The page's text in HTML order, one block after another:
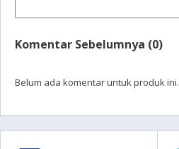
Komentar Sebelumnya (0)
Belum ada komentar untuk produk ini.